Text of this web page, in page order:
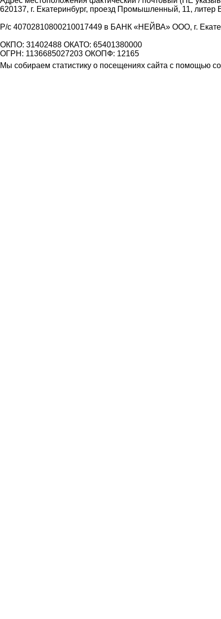
620137, г. Екатеринбург, проезд Промышленный, 11, литер
Р/с 40702810800210017449 в БАНК «НЕЙВА» ООО, г.
ОКПО: 31402488 ОКАТО: 65401380000
ОГРН: 1136685027203 ОКОПФ: 12165
Мы собираем статистику о посещениях сайта с помощью